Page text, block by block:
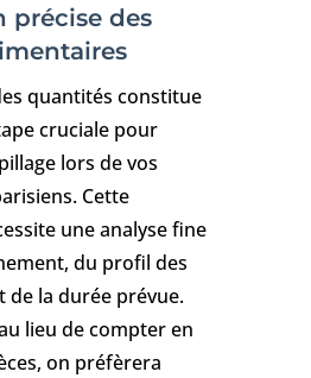
précise des
quantités constitue
cruciale pour
lors de vos
Cette
une analyse fine
du profil des
de la durée prévue.
lieu de compter en
on préfèrera